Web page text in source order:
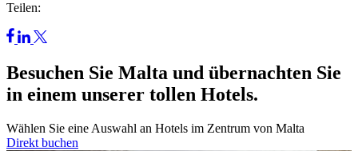
Teilen:
Besuchen Sie Malta und übernachten Sie
in einem unserer tollen Hotels.
Wählen Sie eine Auswahl an Hotels im Zentrum von Malta
Direkt buchen